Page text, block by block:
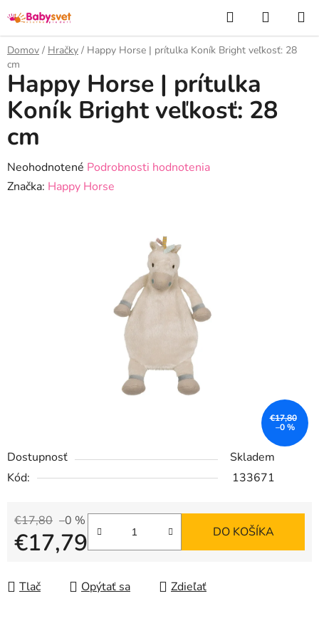
na
obsah
Hľadať
KOŠÍK
Domov / Hračky / Happy Horse | prítulka Koník Bright veľkosť: 28
cm
Dostupnosť
Skladem
Kód:
133671
€17,80 –0 %
€17,79 DO KOŠÍKA
Tlač Opýtať sa Zdieľať
Happy Horse | prítulka
Koník Bright veľkosť: 28
cm
Priemerné
hodnotenie
Neohodnotené Podrobnosti hodnotenia
Značka: Happy Horse
€17,80
–0 %